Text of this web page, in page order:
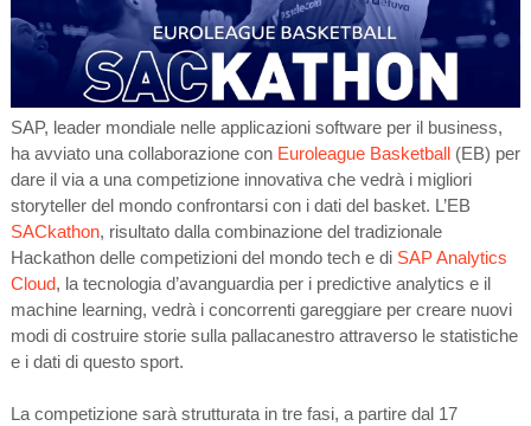
SAP, leader mondiale nelle applicazioni software per il business,
ha avviato una collaborazione con Euroleague Basketball(EB) per
dare il via a una competizione innovativa che vedrà i migliori
storyteller del mondo confrontarsi con i dati del basket. L’EB
SACkathon, risultato dalla combinazione del tradizionale
Hackathon delle competizioni del mondo tech e di SAP Analytics
Cloud, la tecnologia d’avanguardia per i predictive analytics e il
machine learning, vedrà i concorrenti gareggiare per creare nuovi
modi di costruire storie sulla pallacanestro attraverso le statistiche
e i dati di questo sport.
La competizione sarà strutturata in tre fasi, a partire dal 17